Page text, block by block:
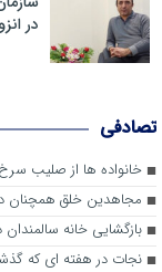
در
تصادفی
خانواده ها از صلیب
مجاهدین خلق همچنان
بازگشایی خانه سالمندان
نجات در هفته ای که